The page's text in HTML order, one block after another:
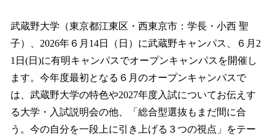
！
数
を
読
み
み
中
武蔵野大学（東京都江東区・西東京市：学長・小西 聖
子）、2026年６月14日（日）に武蔵野キャンパス、６月2
1日(日)に有明キャンパスでオープンキャンパスを開催し
ます。今年度最初となる６月のオープンキャンパスで
は、武蔵野大学の特色や2027年度入試についてお伝えす
る大学・入試説明会の他、「総合型選抜もまだ間に合
う。今の自分を一段上に引き上げる３つの視点」をテー